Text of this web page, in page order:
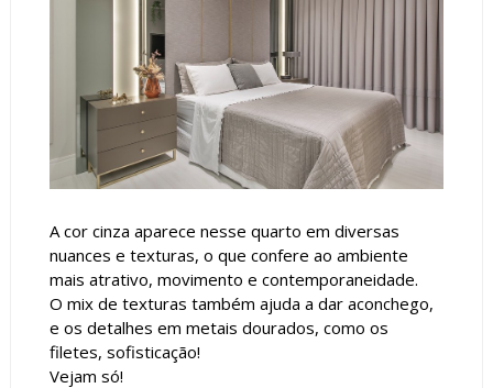
A cor cinza aparece nesse quarto em diversas
nuances e texturas, o que confere ao ambiente
mais atrativo, movimento e contemporaneidade.
O mix de texturas também ajuda a dar aconchego,
e os detalhes em metais dourados, como os
filetes, sofisticação!
Vejam só!